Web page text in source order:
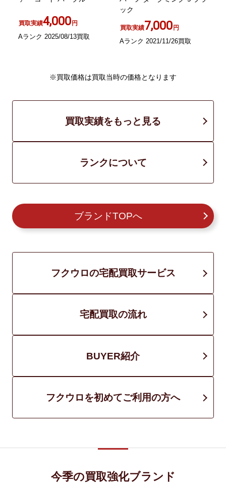
買取実績4,000円
Aランク 2025/08/13買取
ック
買取実績7,000円
Aランク 2021/11/26買取
※買取価格は買取当時の価格となります
買取実績をもっと見る
ランクについて
ブランドTOPへ
フクウロの宅配買取サービス
宅配買取の流れ
BUYER紹介
フクウロを初めてご利用の方へ
今季の買取強化ブランド